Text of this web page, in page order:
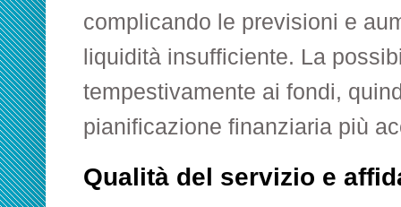
complicando le previsioni e
liquidità insufficiente. La
tempestivamente ai fondi,
pianificazione finanziaria più
Qualità del servizio e